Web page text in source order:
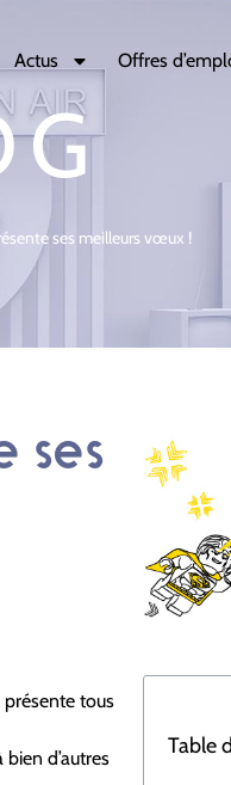
Actus Offres
ses meilleurs vœux !
ses
présente tous
d’autres
Table